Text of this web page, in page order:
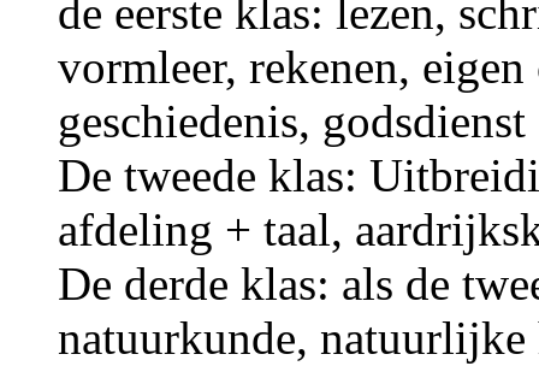
de eerste klas: lezen,
vormleer, rekenen,
geschiedenis,
De tweede klas:
afdeling + taal,
De derde klas: als de
natuurkunde,